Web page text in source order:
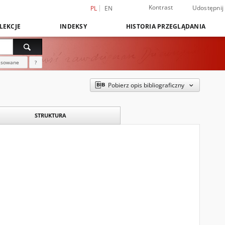
PL EN Kontrast Udostępnij
INDEKSY HISTORIA PRZEGLĄDANIA
?
Pobierz opis bibliograficzny
STRUKTURA